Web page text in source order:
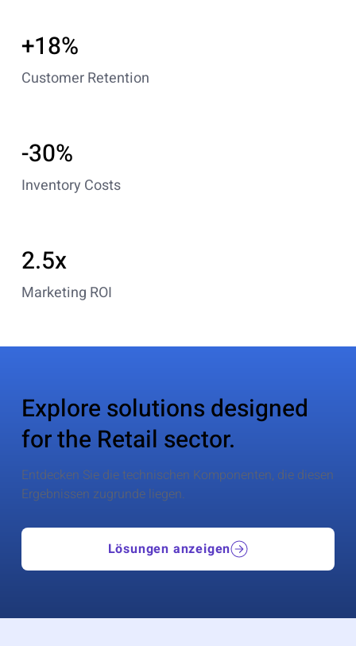
+18%
Customer Retention
-30%
Inventory Costs
2.5x
Marketing ROI
Explore solutions designed
for the Retail sector.
Entdecken Sie die technischen Komponenten, die diesen
Ergebnissen zugrunde liegen.
Lösungen anzeigen